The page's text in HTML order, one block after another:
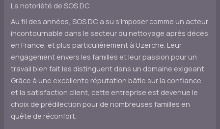
La notoriété de SOS DC
Au fil des années, SOS DC a su s’imposer comme un acteur
incontournable dans le secteur du nettoyage après décès
en France, et plus particulièrement à Uzerche. Leur
engagement envers les familles et leur passion pour un
travail bien fait les distinguent dans un domaine exigeant.
Grâce à une excellente réputation bâtie sur la confiance
et la satisfaction client, cette entreprise est devenue le
choix de prédilection pour de nombreuses familles en
quête de réconfort.